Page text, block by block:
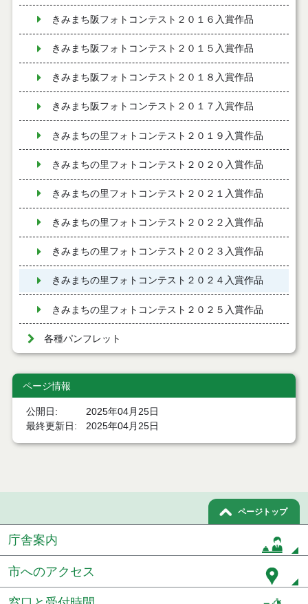
きみまち阪フォトコンテスト２０１６入賞作品
きみまち阪フォトコンテスト２０１５入賞作品
きみまち阪フォトコンテスト２０１８入賞作品
きみまち阪フォトコンテスト２０１７入賞作品
きみまちの里フォトコンテスト２０１９入賞作品
きみまちの里フォトコンテスト２０２０入賞作品
きみまちの里フォトコンテスト２０２１入賞作品
きみまちの里フォトコンテスト２０２２入賞作品
きみまちの里フォトコンテスト２０２３入賞作品
きみまちの里フォトコンテスト２０２４入賞作品
きみまちの里フォトコンテスト２０２５入賞作品
各種パンフレット
ページ情報
公開日
2025年04月25日
最終更新日
2025年04月25日
ページトップ
庁舎案内
市へのアクセス